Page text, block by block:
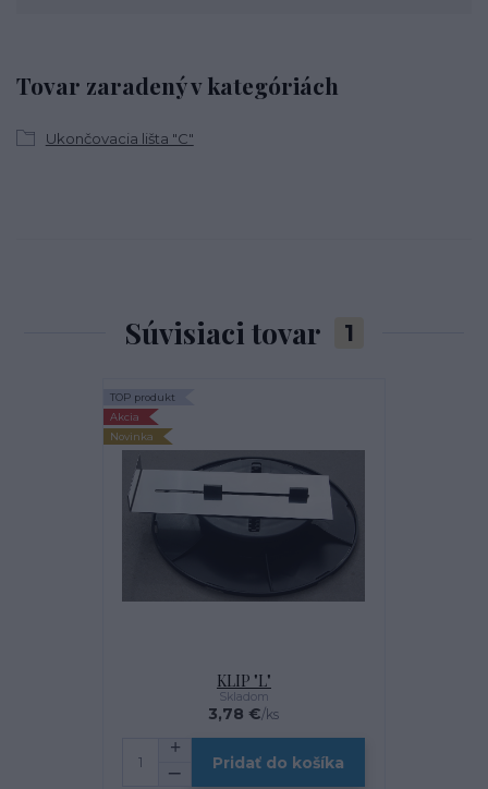
Tovar zaradený v kategóriách
Ukončovacia lišta "C"
Súvisiaci tovar 1
TOP produkt
Akcia
Novinka
KLIP "L"
3,78 €/ks
Skladom
Pridať do košíka